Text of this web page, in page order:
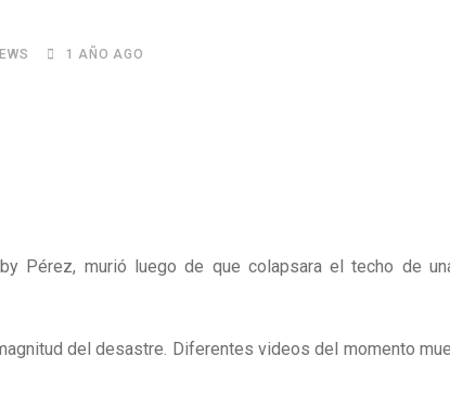
1 AÑO AGO
Pérez, murió luego de que colapsara el techo de
del desastre. Diferentes videos del momento